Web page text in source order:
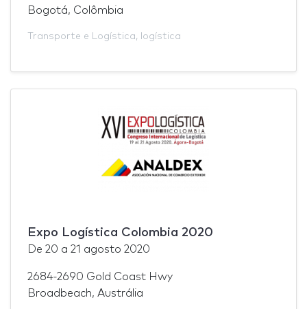
Bogotá, Colômbia
Transporte e Logística, logística
Expo Logística Colombia 2020
De 20 a 21 agosto 2020
2684-2690 Gold Coast Hwy
Broadbeach, Austrália